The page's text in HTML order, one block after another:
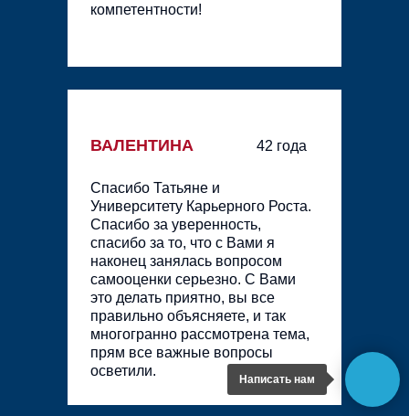
компетентности!
ВАЛЕНТИНА
Спасибо Татьяне и
Университету Карьерного Роста.
Спасибо за уверенность,
спасибо за то, что с Вами я
наконец занялась вопросом
самооценки серьезно. С Вами
это делать приятно, вы все
правильно объясняете, и так
многогранно рассмотрена тема,
прям все важные вопросы
осветили.
42 года
Написать нам